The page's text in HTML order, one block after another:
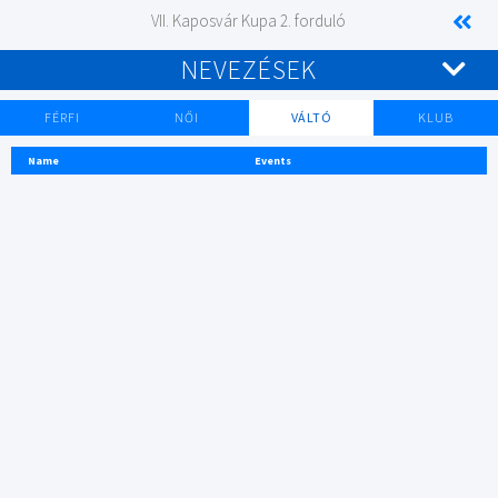
VII. Kaposvár Kupa 2. forduló
NEVEZÉSEK
FÉRFI NŐI VÁLTÓ KLUB
Name Events